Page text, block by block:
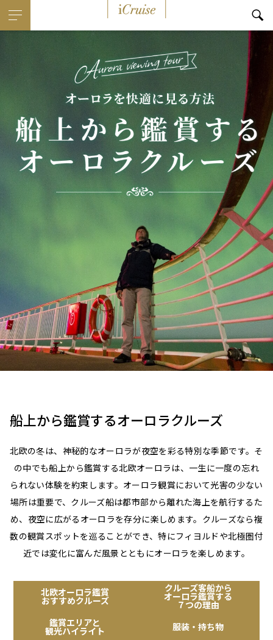
船上から鑑賞するオーロラクルーズ
北欧の冬は、神秘的なオーロラが夜空を彩る特別な季節です。そ
の中でも船上から鑑賞する北欧オーロラは、一生に一度の忘れ
られない体験を約束します。オーロラ観賞において光害の少ない
場所は重要で、クルーズ船は都市部から離れた海上を航行するた
め、夜空に広がるオーロラを存分に楽しめます。クルーズなら複
数の観賞スポットを巡ることができ、特にフィヨルドや北極圏付
近では変化に富んだ風景とともにオーロラを楽しめます。
北欧オーロラ鑑賞
おすすめクルーズ
クルーズ客船から
オーロラ鑑賞する
７つの理由
鑑賞エリアと
観光ハイライト 服装・持ち物